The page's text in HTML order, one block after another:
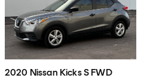
2020 Nissan Kicks S FWD